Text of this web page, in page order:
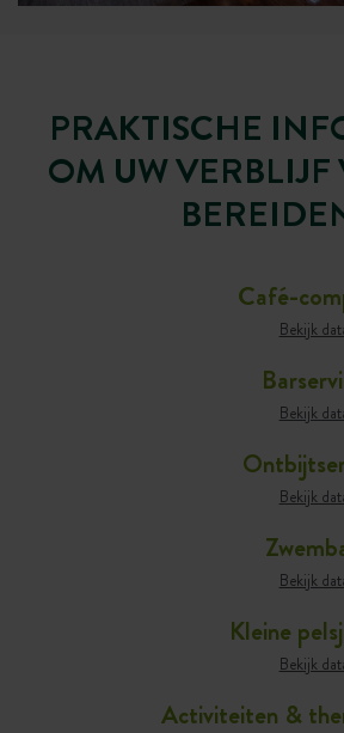
PRAKTISCHE
OM UW VERBLIJF
Café-
Bekijk
Bekijk
Bekijk
Bekijk
Kleine
Bekijk
Activiteiten &